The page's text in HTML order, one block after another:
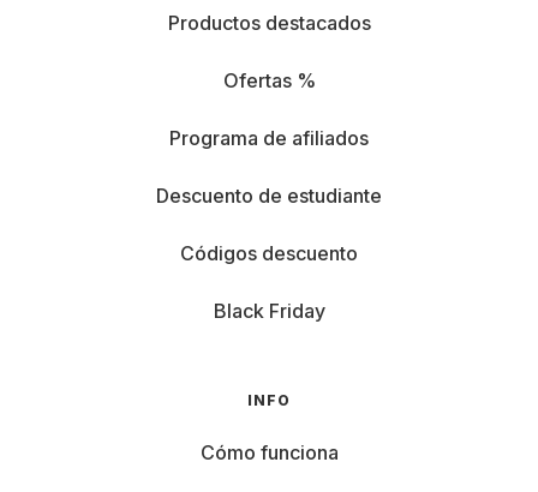
Productos destacados
Ofertas %
Programa de afiliados
Descuento de estudiante
Códigos descuento
Black Friday
INFO
Cómo funciona